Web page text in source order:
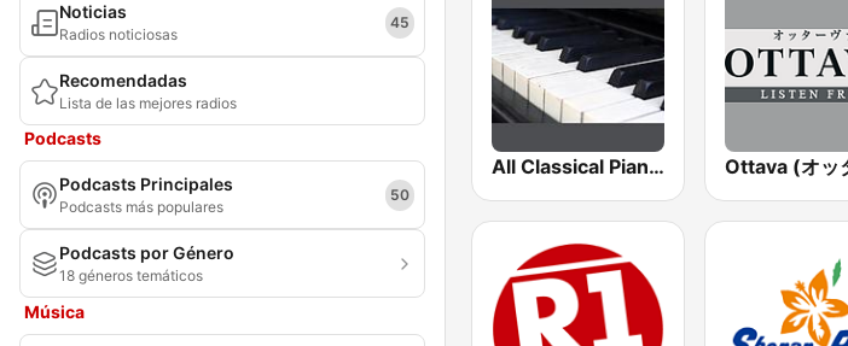
Noticias
Radios noticiosas
45
Recomendadas
Lista de las mejores radios
Podcasts
Podcasts Principales
Podcasts más populares
50
Podcasts por Género
18 géneros temáticos
Música
All Classical Piano Chamber Works and Concertos